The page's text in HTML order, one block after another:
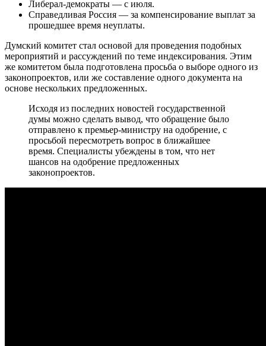
Либерал-демократы — с июля.
Справедливая Россия — за компенсирование выплат за
прошедшее время неуплаты.
Думский комитет стал основой для проведения подобных
мероприятий и рассуждений по теме индексирования. Этим
же комитетом была подготовлена просьба о выборе одного из
законопроектов, или же составление одного документа на
основе нескольких предложенных.
Исходя из последних новостей государственной
думы можно сделать вывод, что обращение было
отправлено к премьер-министру на одобрение, с
просьбой пересмотреть вопрос в ближайшее
время. Специалисты убеждены в том, что нет
шансов на одобрение предложенных
законопроектов.